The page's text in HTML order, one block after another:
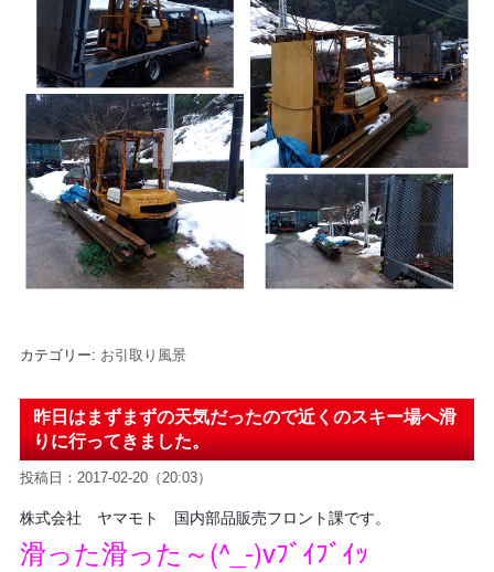
カテゴリー: お引取り風景
昨日はまずまずの天気だったので近くのスキー場へ滑
りに行ってきました。
投稿日：2017-02-20（20:03）
株式会社 ヤマモト 国内部品販売フロント課です。
滑った滑った～(^_-)vﾌﾞｲﾌﾞｲｯ